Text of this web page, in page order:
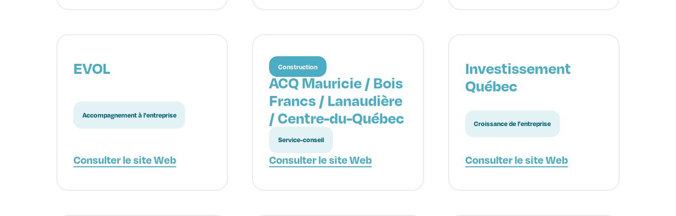
EVOL
Accompagnement à l'entreprise
Consulter le site Web
Construction
ACQ Mauricie / Bois
Francs / Lanaudière
/ Centre-du-Québec
Service-conseil
Consulter le site Web
Investissement
Québec
Croissance de l'entreprise
Consulter le site Web